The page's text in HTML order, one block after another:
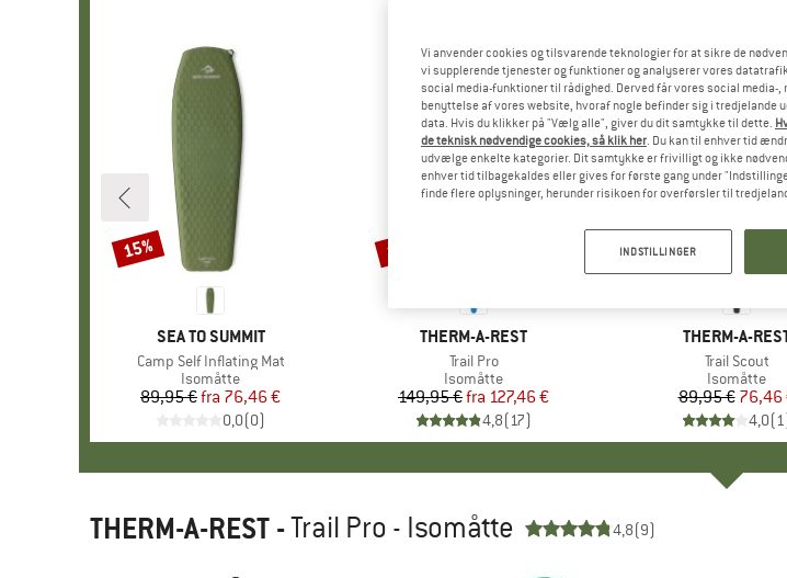
MÆRKE
SEA TO SUMMIT
Artikel
Camp Self Inflating Mat
Produktgruppe
Isomåtte
Pris
89,95 € Nedsat pris
fra 76,46 €
0,0(0)
Rabat
15%
MÆRKE
THERM-A-REST
Artikel
Trail Pro
Produktgruppe
Isomåtte
Pris
149,95 € Nedsat pris
fra 127,46 €
4,8(17)
Rabat
15%
MÆRKE
THERM-A-
Artikel
Trail Scout
Isomåtte
Pris
89,95 € 76,46
4,0(1
Rabat
15%
THERM-A-REST -Trail Pro - Isomåtte 4,8(9)
Vi anvender cookies og tilsvarende teknologier for at sikre de
vi supplerende tjenester og funktioner og analyserer vores
social media-funktioner til rådighed. Derved får vores social media-
benyttelse af vores website, hvoraf nogle befinder sig i
data. Hvis du klikker på "Vælg alle", giver du dit samtykke til dette.
de teknisk nødvendige cookies, så klik her. Du kan til enhver tid
udvælge enkelte kategorier. Dit samtykke er frivilligt og ikke
enhver tid tilbagekaldes eller gives for første gang under
finde flere oplysninger, herunder risikoen for overførsler til
INDSTILLINGER